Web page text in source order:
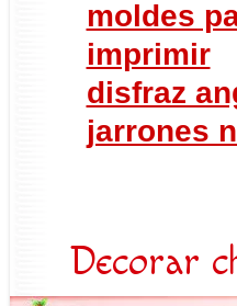
moldes
imprimir
disfraz
jarrones
Decorar